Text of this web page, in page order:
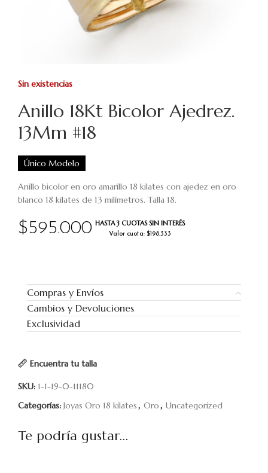
Anillo 18Kt Bicolor Ajedrez.
13Mm #18
$595.000 HASTA 3 CUOTAS SIN INTERÉS
Valor cuota: $198.333
Único Modelo
Anillo bicolor en oro amarillo 18 kilates con ajedez en oro
blanco 18 kilates de 13 milímetros. Talla 18.
Sin existencias
Encuentra tu talla
Compras y Envíos
Cambios y Devoluciones
Exclusividad
SKU: 1-1-19-0-11180
Categorías: Joyas Oro 18 kilates, Oro, Uncategorized
Te podría gustar...